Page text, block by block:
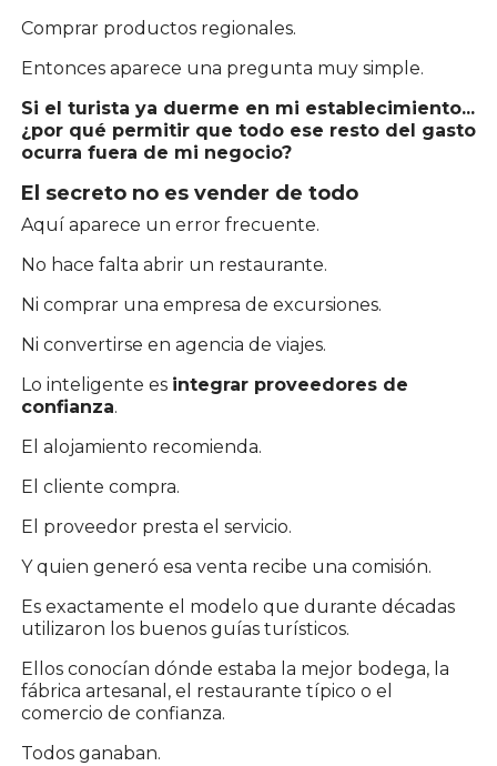
Comprar productos regionales.
Entonces aparece una pregunta muy simple.
Si el turista ya duerme en mi establecimiento...
¿por qué permitir que todo ese resto del gasto
ocurra fuera de mi negocio?
El secreto no es vender de todo
Aquí aparece un error frecuente.
No hace falta abrir un restaurante.
Ni comprar una empresa de excursiones.
Ni convertirse en agencia de viajes.
Lo inteligente es integrar proveedores de
confianza.
El alojamiento recomienda.
El cliente compra.
El proveedor presta el servicio.
Y quien generó esa venta recibe una comisión.
Es exactamente el modelo que durante décadas
utilizaron los buenos guías turísticos.
Ellos conocían dónde estaba la mejor bodega, la
fábrica artesanal, el restaurante típico o el
comercio de confianza.
Todos ganaban.